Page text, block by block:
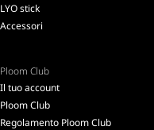
LYO stick
Accessori
Ploom Club
Il tuo account
Ploom Club
Regolamento Ploom Club